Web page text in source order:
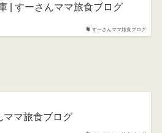
すーさんママ旅食ブログ
| すーさんママ旅食ブログ
ママ旅食ブログ